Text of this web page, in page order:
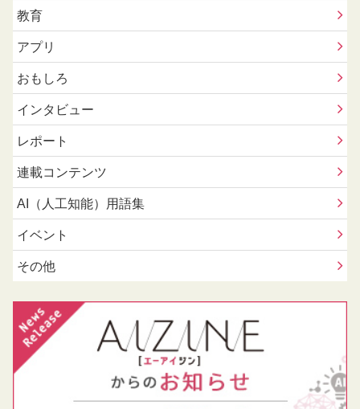
教育
アプリ
おもしろ
インタビュー
レポート
連載コンテンツ
AI（人工知能）用語集
イベント
その他